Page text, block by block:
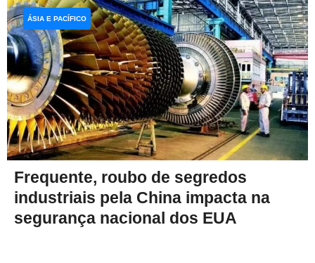
Frequente, roubo de segredos
industriais pela China impacta na
segurança nacional dos EUA
ÁSIA E PACÍFICO